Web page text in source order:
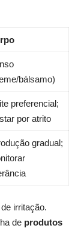
bálsamo)
preferencial;
por atrito
gradual;
irritação.
de produtos